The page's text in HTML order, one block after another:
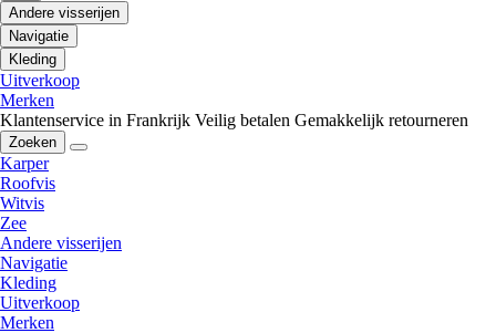
Andere visserijen
Navigatie
Kleding
Uitverkoop
Merken
Klantenservice in Frankrijk Veilig betalen Gemakkelijk retourneren
Zoeken
Karper
Roofvis
Witvis
Zee
Andere visserijen
Navigatie
Kleding
Uitverkoop
Merken